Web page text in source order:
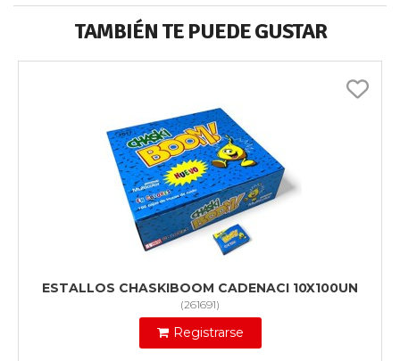
TAMBIÉN TE PUEDE GUSTAR
ESTALLOS CHASKIBOOM CADENACI 10X100UN
(261691)
Registrarse